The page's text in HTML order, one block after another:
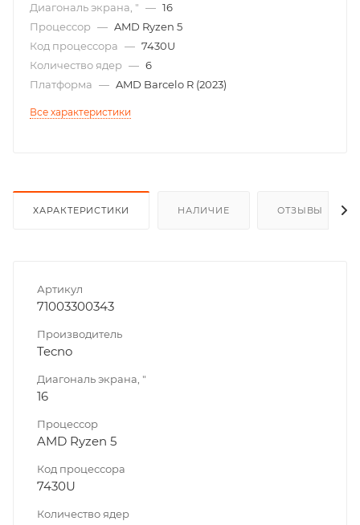
Диагональ экрана, " — 16
Процессор — AMD Ryzen 5
Код процессора — 7430U
Количество ядер — 6
Платформа — AMD Barcelo R (2023)
Все характеристики
ХАРАКТЕРИСТИКИ НАЛИЧИЕ ОТЗЫВЫ
Артикул
71003300343
Производитель
Tecno
Диагональ экрана, "
16
Процессор
AMD Ryzen 5
Код процессора
7430U
Количество ядер